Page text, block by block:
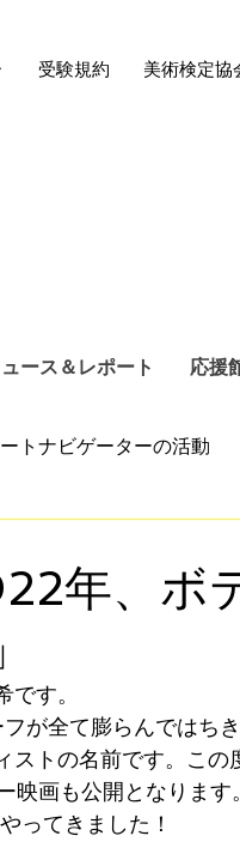
​受験規約 美術検定協
ース＆レポート 応援
トナビゲーターの活動
アート アートとの
イベント・シンポジウム等
年、ボ
す。
が全て膨らんではち
ストの名前です。この
画も公開となります。
ってきました！